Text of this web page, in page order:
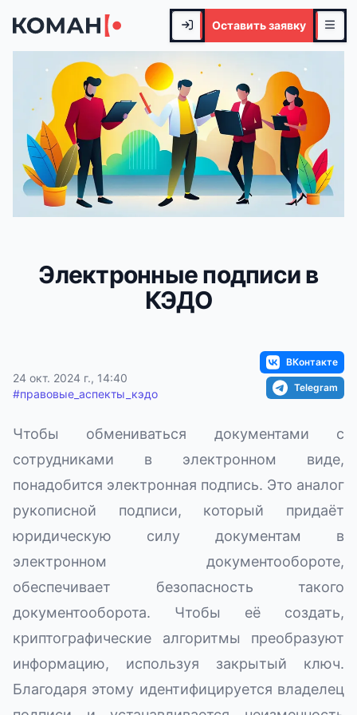
Оставить заявку
Электронные подписи в
КЭДО
24 окт. 2024 г., 14:40
#правовые_аспекты_кэдо
ВКонтакте
Telegram
Чтобы обмениваться документами с
сотрудниками в электронном виде,
понадобится электронная подпись. Это аналог
рукописной подписи, который придаёт
юридическую силу документам в
электронном документообороте,
обеспечивает безопасность такого
документооборота. Чтобы её создать,
криптографические алгоритмы преобразуют
информацию, используя закрытый ключ.
Благодаря этому идентифицируется владелец